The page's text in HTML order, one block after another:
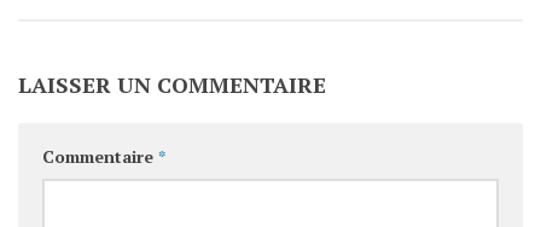
LAISSER UN COMMENTAIRE
Commentaire *